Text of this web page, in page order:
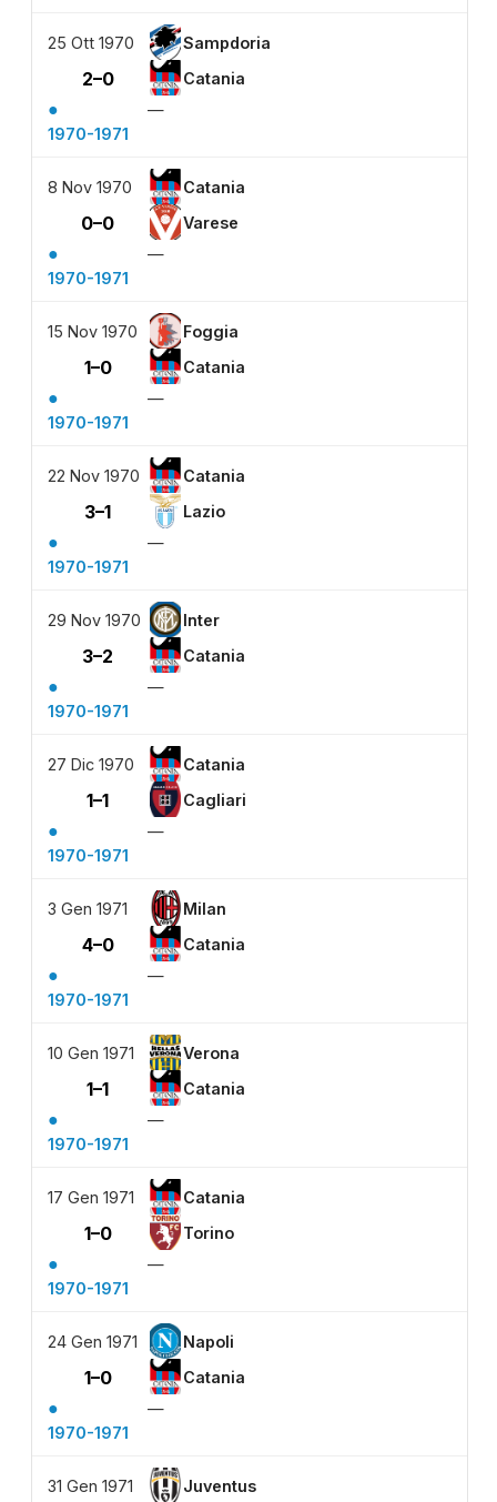
25 Ott 1970 Sampdoria
2–0 Catania
●
—
1970-1971
8 Nov 1970 Catania
0–0 Varese
●
—
1970-1971
15 Nov 1970 Foggia
1–0 Catania
●
—
1970-1971
22 Nov 1970 Catania
3–1 Lazio
●
—
1970-1971
29 Nov 1970 Inter
3–2 Catania
●
—
1970-1971
27 Dic 1970 Catania
1–1 Cagliari
●
—
1970-1971
3 Gen 1971 Milan
4–0 Catania
●
—
1970-1971
10 Gen 1971 Verona
1–1 Catania
●
—
1970-1971
17 Gen 1971 Catania
1–0 Torino
●
—
1970-1971
24 Gen 1971 Napoli
1–0 Catania
●
—
1970-1971
31 Gen 1971 Juventus